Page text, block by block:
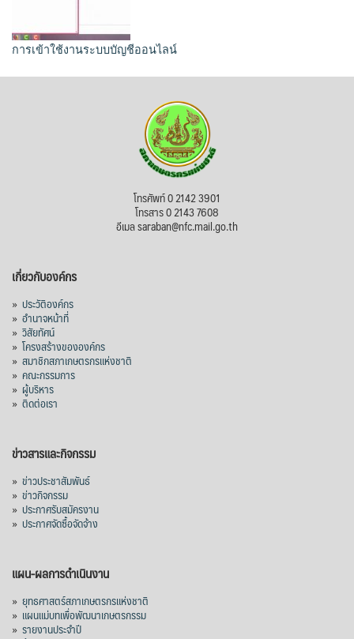
การเข้าใช้งานระบบบัญชีออนไลน์
โทรศัพท์ 0 2142 3901
โทรสาร 0 2143 7608
อีเมล saraban@nfc.mail.go.th
เกี่ยวกับองค์กร
» ประวัติองค์กร
» อำนาจหน้าที่
» วิสัยทัศน์
» โครงสร้างขององค์กร
» สมาชิกสภาเกษตรกรแห่งชาติ
» คณะกรรมการ
» ผู้บริหาร
» ติดต่อเรา
ข่าวสารและกิจกรรม
» ข่าวประชาสัมพันธ์
» ข่าวกิจกรรม
» ประกาศรับสมัครงาน
» ประกาศจัดซื้อจัดจ้าง
แผน-ผลการดำเนินงาน
» ยุทธศาสตร์สภาเกษตรกรแห่งชาติ
» แผนแม่บทเพื่อพัฒนาเกษตรกรรม
» รายงานประจำปี